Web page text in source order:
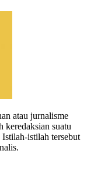
atau jurnalisme
keredaksian suatu
istilah tersebut